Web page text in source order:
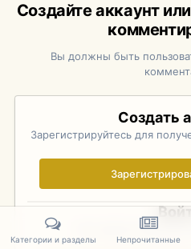
Создайте аккаунт
Вы должны быть
Создать
Зарегистрируйтесь для
Уже
Категории и разделы Непрочитанные